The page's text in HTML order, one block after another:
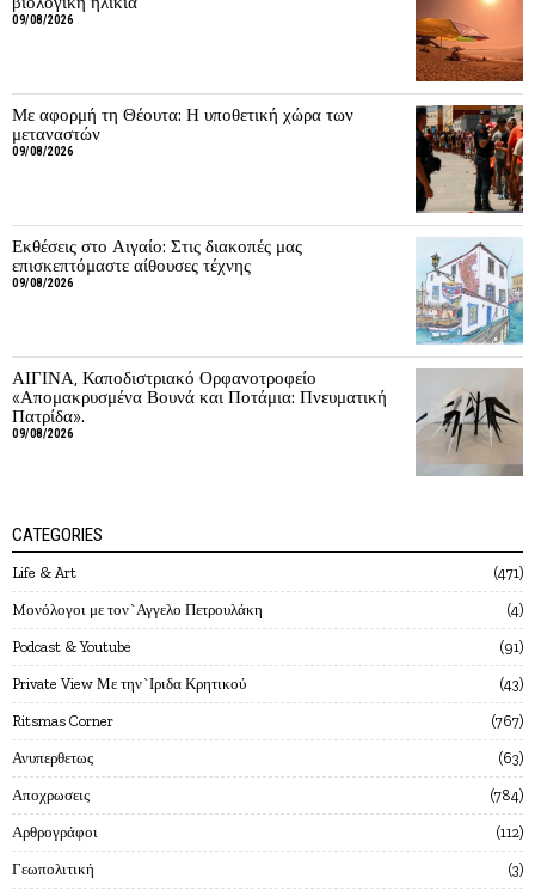
09/08/2026
Με αφορμή τη Θέουτα: Η υποθετική χώρα των
μεταναστών
09/08/2026
Εκθέσεις στο Αιγαίο: Στις διακοπές μας
επισκεπτόμαστε αίθουσες τέχνης
09/08/2026
ΑΙΓΙΝΑ, Καποδιστριακό Ορφανοτροφείο
«Απομακρυσμένα Βουνά και Ποτάμια: Πνευματική
Πατρίδα».
09/08/2026
CATEGORIES
Life & Art 471
Mονόλογοι με τον`Αγγελο Πετρουλάκη 4
Podcast & Youtube 91
Private View Με την`Ιριδα Κρητικού 43
Ritsmas Corner 767
Ανυπερθετως 63
Αποχρωσεις 784
Αρθρογράφοι 112
Γεωπολιτική 3